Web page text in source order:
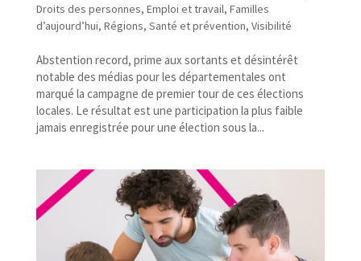
Droits des personnes, Emploi et travail, Familles
d’aujourd’hui, Régions, Santé et prévention, Visibilité
Abstention record, prime aux sortants et désintérêt
notable des médias pour les départementales ont
marqué la campagne de premier tour de ces élections
locales. Le résultat est une participation la plus faible
jamais enregistrée pour une élection sous la...